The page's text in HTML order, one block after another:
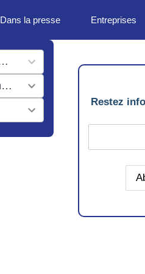
Dans la presse Entreprises
Restez